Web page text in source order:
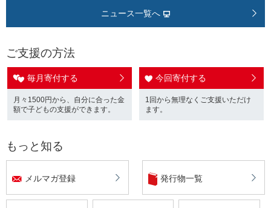
ニュース一覧へ
ご支援の方法
毎月寄付する
月々1500円から、自分に合った金
額で子どもの支援ができます。
今回寄付する
1回から無理なくご支援いただけ
ます。
もっと知る
メルマガ登録 発行物一覧